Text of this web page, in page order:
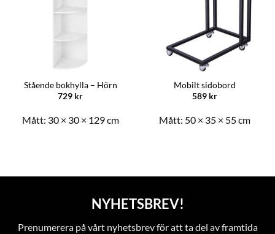
Stående bokhylla – Hörn
729 kr
Mått: 30 × 30 × 129 cm
Mobilt sidobord
589 kr
Mått: 50 × 35 × 55 cm
NYHETSBREV!
Prenumerera på vårt nyhetsbrev för att ta del av framtida